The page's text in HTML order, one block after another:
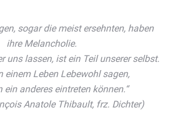
sogar die meist ersehnten, haben
ihre Melancholie.
uns lassen, ist ein Teil unserer selbst.
einem Leben Lebewohl sagen,
ein anderes eintreten können.“
Anatole Thibault, frz. Dichter)